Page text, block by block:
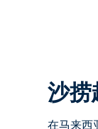
沙捞
在马来西